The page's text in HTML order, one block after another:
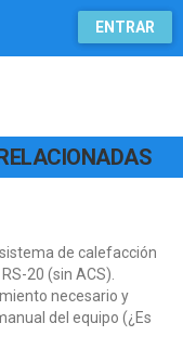
ENTRAR
de calefacción
20 (sin ACS).
necesario y
del equipo (¿Es